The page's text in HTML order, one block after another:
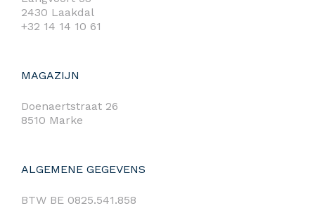
2430 Laakdal
+32 14 14 10 61
MAGAZIJN
Doenaertstraat 26
8510 Marke
ALGEMENE GEGEVENS
BTW BE 0825.541.858